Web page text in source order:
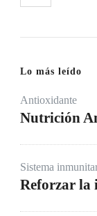
Lo más leído
Antioxidante
Nutrición
Sistema
Reforzar la